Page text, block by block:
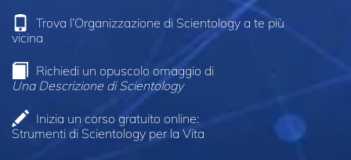
Trova l’Organizzazione di Scientology a te più
vicina
Richiedi un opuscolo omaggio di
Una Descrizione di Scientology
Inizia un corso gratuito online:
Strumenti di Scientology per la Vita